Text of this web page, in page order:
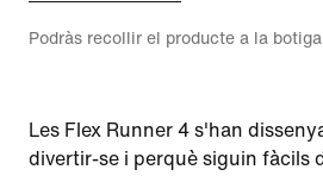
Podràs recollir el producte a la
Les Flex Runner 4 s'han
divertir-se i perquè siguin fàcils